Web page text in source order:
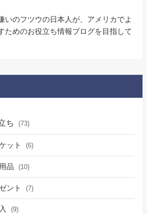
いのフツウの日本人が、アメリカでよ
ためのお役立ち情報ブログを目指して
ち (73)
ット (6)
品 (10)
ント (7)
(9)